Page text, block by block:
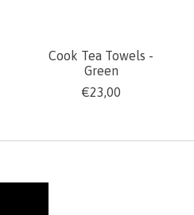
Cook Tea Towels -
Green
€23,00